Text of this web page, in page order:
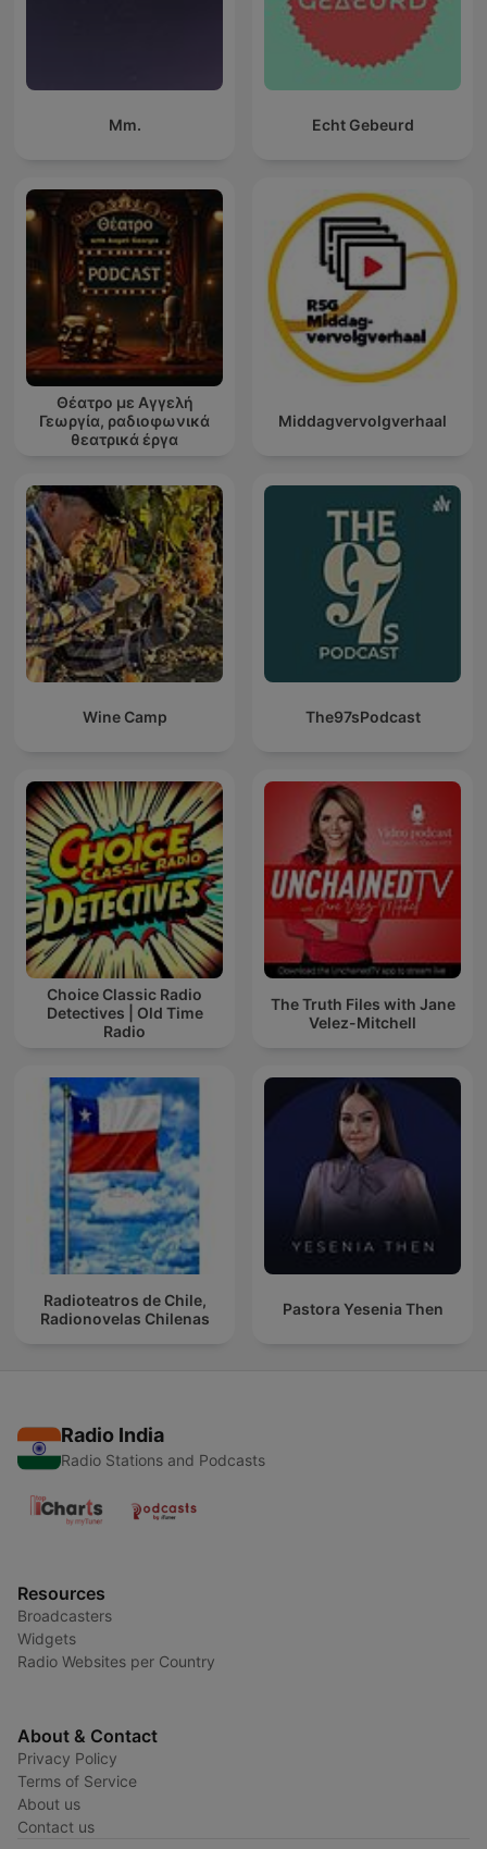
Mm. Echt Gebeurd
Θέατρο με Αγγελή
Γεωργία, ραδιοφωνικά
θεατρικά έργα
Middagvervolgverhaal
Wine Camp The97sPodcast
Choice Classic Radio
Detectives | Old Time
Radio
The Truth Files with Jane
Velez-Mitchell
Radioteatros de Chile,
Radionovelas Chilenas
Pastora Yesenia Then
Radio India
Radio Stations and Podcasts
Resources
Broadcasters
Widgets
Radio Websites per Country
About & Contact
Privacy Policy
Terms of Service
About us
Contact us